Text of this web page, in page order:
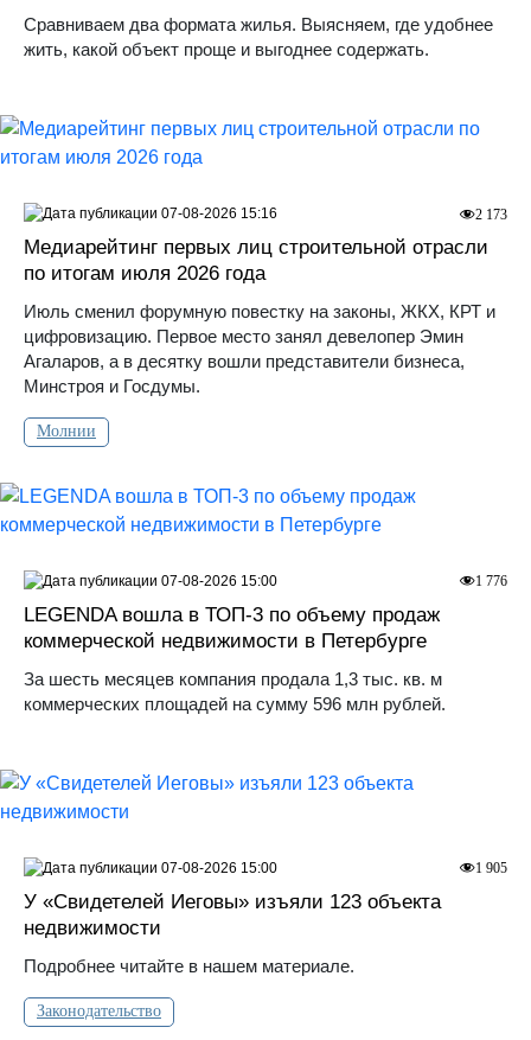
Сравниваем два формата жилья. Выясняем, где удобнее
жить, какой объект проще и выгоднее содержать.
Медиарейтинг первых лиц строительной отрасли
по итогам июля 2026 года
Июль сменил форумную повестку на законы, ЖКХ, КРТ и
цифровизацию. Первое место занял девелопер Эмин
Агаларов, а в десятку вошли представители бизнеса,
Минстроя и Госдумы.
Молнии
2 173
07-08-2026 15:16
LEGENDA вошла в ТОП-3 по объему продаж
коммерческой недвижимости в Петербурге
За шесть месяцев компания продала 1,3 тыс. кв. м
коммерческих площадей на сумму 596 млн рублей.
1 776
07-08-2026 15:00
У «Свидетелей Иеговы» изъяли 123 объекта
недвижимости
Подробнее читайте в нашем материале.
Законодательство
1 905
07-08-2026 15:00